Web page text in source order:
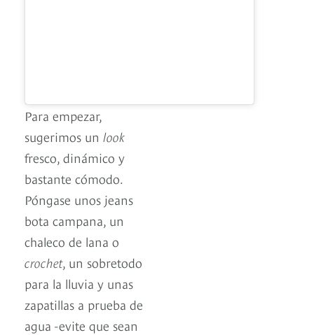
Para empezar,
sugerimos un look
fresco, dinámico y
bastante cómodo.
Póngase unos jeans
bota campana, un
chaleco de lana o
crochet, un sobretodo
para la lluvia y unas
zapatillas a prueba de
agua -evite que sean